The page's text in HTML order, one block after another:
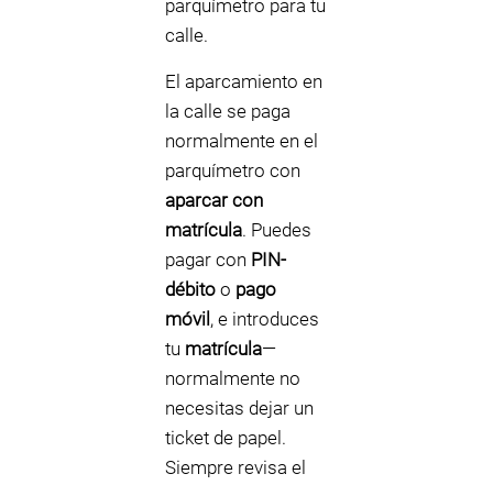
parquímetro para tu
calle.
El aparcamiento en
la calle se paga
normalmente en el
parquímetro con
aparcar con
matrícula. Puedes
pagar con PIN-
débito o pago
móvil , e introduces
tu matrícula—
normalmente no
necesitas dejar un
ticket de papel.
Siempre revisa el